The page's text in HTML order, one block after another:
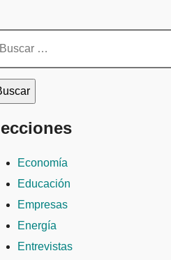
Economía
Educación
Empresas
Energía
Entrevistas